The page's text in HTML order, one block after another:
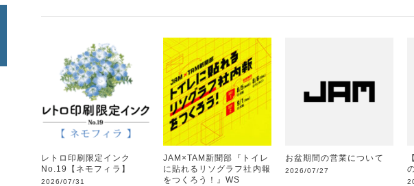
レトロ印刷限定インク
No.19【ネモフィラ】
2026/07/31
JAM×TAM新聞部『トイレ
に貼れるリソグラフ社内報
をつくろう！』WS
お盆期間の営業について
2026/07/27